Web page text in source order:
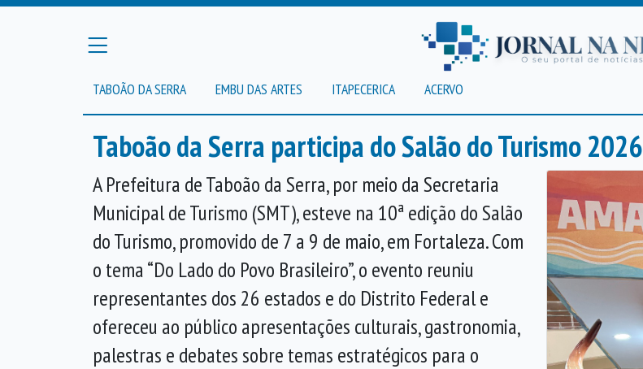
TABOÃO DA SERRA EMBU DAS ARTES ITAPECERICA ACERVO
Taboão da Serra participa do Salão do Turismo 2026
A Prefeitura de Taboão da Serra, por meio da Secretaria
Municipal de Turismo (SMT), esteve na 10ª edição do Salão
do Turismo, promovido de 7 a 9 de maio, em Fortaleza. Com
o tema “Do Lado do Povo Brasileiro”, o evento reuniu
representantes dos 26 estados e do Distrito Federal e
ofereceu ao público apresentações culturais, gastronomia,
palestras e debates sobre temas estratégicos para o